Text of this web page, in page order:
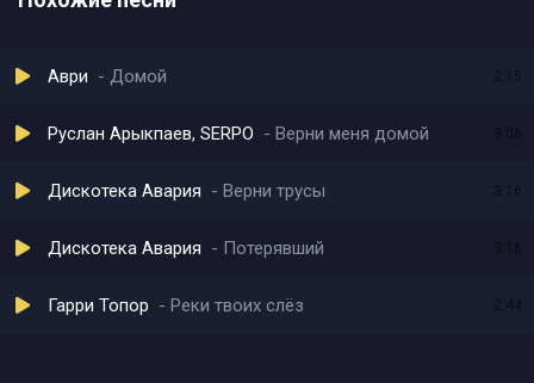
Аври Домой 2:15
Руслан Арыкпаев, SERPO Верни меня домой
Дискотека Авария Верни трусы 3:16
Дискотека Авария Потерявший
Гарри Топор Реки твоих слёз 2:44